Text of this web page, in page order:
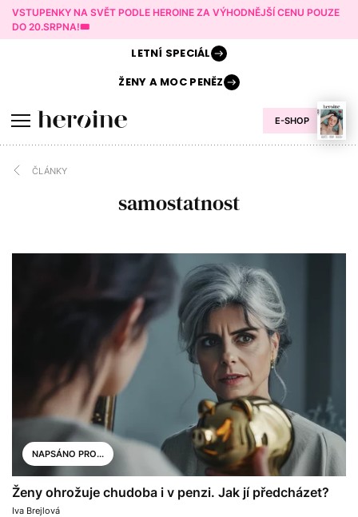
VSTUPENKY NA SVĚT PODLE HEROINE ZA VÝHODNĚJŠÍ CENU POUZE
DO 20.SRPNA!🎟️
E-SHOP
LETNÍ SPECIÁL
ŽENY AMOC PENĚZ
ČLÁNKY
samostatnost
NAPSÁNO PRO...
Ženy ohrožuje chudoba i v penzi. Jak jí předcházet?
Iva Brejlová